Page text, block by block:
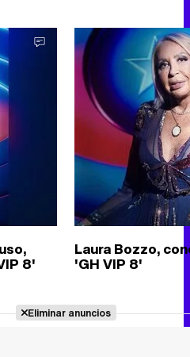
8'
Laura Bozzo,
'GH VIP 8'
Eliminar anuncios